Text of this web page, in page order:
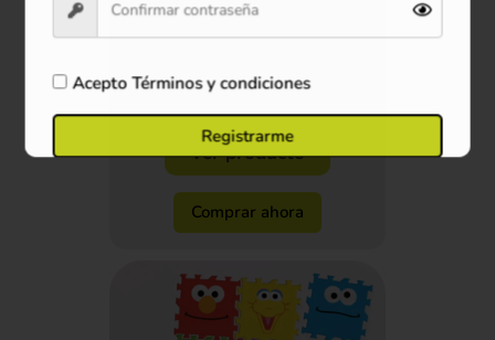
Tapete Mágico Minnie Bow-
Ver producto
Comprar ahora
AceptoTérminos y condiciones
Registrarme